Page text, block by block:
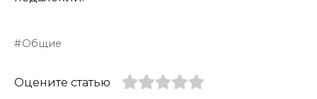
Общие
Оцените статью